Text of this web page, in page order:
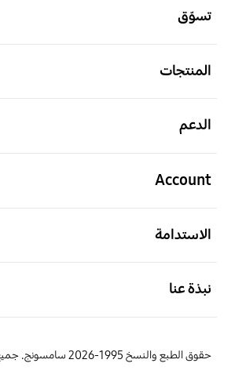
تسوّق
المنتجات
الدعم
Account
الاستدامة
نبذة عنا
حقوق الطبع والنسخ 1995-2026 سامسونج. جميع الحقوق محفوظة.